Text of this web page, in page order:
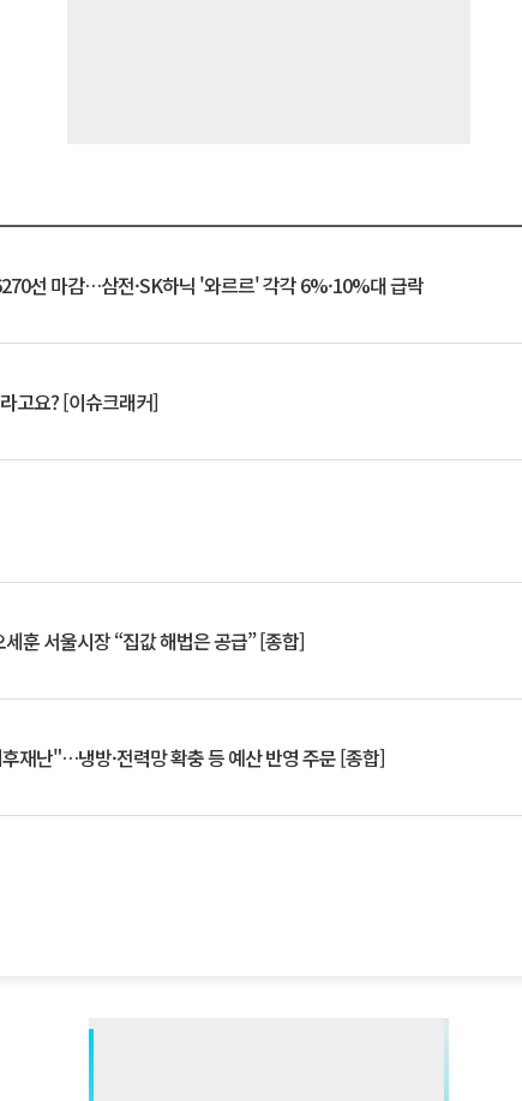
선 마감…삼전·SK하닉 '와르르' 각각 6%·10%대 급락
고요? [이슈크래커]
훈 서울시장 “집값 해법은 공급” [종합]
재난"…냉방·전력망 확충 등 예산 반영 주문 [종합]